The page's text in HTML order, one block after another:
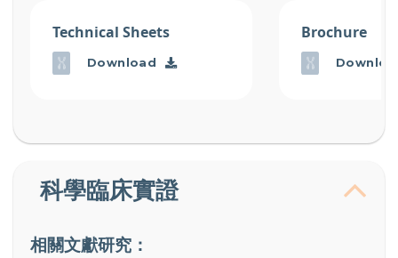
Technical Sheets
Download
Brochure
科學臨床實證
相關文獻研究：